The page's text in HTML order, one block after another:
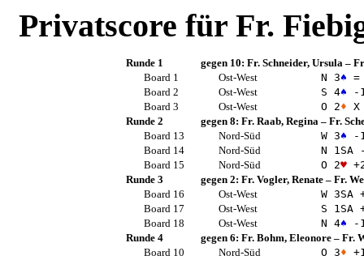
Privatscore für Fr.
Runde 1 gegen 10: Fr. Schneider, Ursula–
Board 1
Ost-West N 3♠ =
Board 2
Ost-West S 4♠ -
Board 3
Ost-West O 2♦
Runde 2
gegen 8: Fr. Raab, Regina– Fr.
Board 13
Nord-Süd W 3♠ -
Board 14
Nord-Süd N 1SA-
Board 15
Nord-Süd O 2♥
Runde 3
gegen 2: Fr. Vogler, Renate– Fr.
Board 16
Ost-West W 3SA
Board 17
Ost-West S 1SA
Board 18
Ost-West N 4♠ -
Runde 4
gegen 6: Fr. Bohm, Eleonore– Fr.
Board 10
Nord-Süd O 3♦